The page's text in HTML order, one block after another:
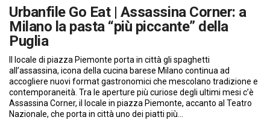
Urbanfile Go Eat | Assassina Corner: a
Milano la pasta “più piccante” della
Puglia
Il locale di piazza Piemonte porta in città gli spaghetti
all’assassina, icona della cucina barese Milano continua ad
accogliere nuovi format gastronomici che mescolano tradizione e
contemporaneità. Tra le aperture più curiose degli ultimi mesi c’è
Assassina Corner, il locale in piazza Piemonte, accanto al Teatro
Nazionale, che porta in città uno dei piatti più…